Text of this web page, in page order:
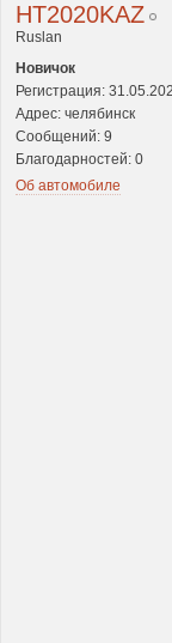
HT2020KAZ
Ruslan
Новичок
Регистрация:
Адрес: челябинск
Сообщений: 9
Благодарностей: 0
Об автомобиле